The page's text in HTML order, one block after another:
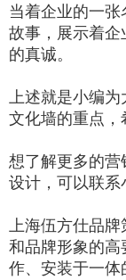
当着企业的一
故事，展示着企
的真诚。
上述就是小编为
文化墙的重点，
想了解更多的营
设计，可以联系
上海伍方仕品
和品牌形象的高
作、安装于一体